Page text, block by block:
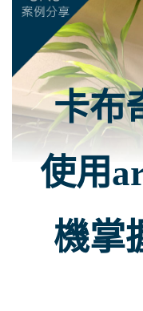
卡布
使用
機掌